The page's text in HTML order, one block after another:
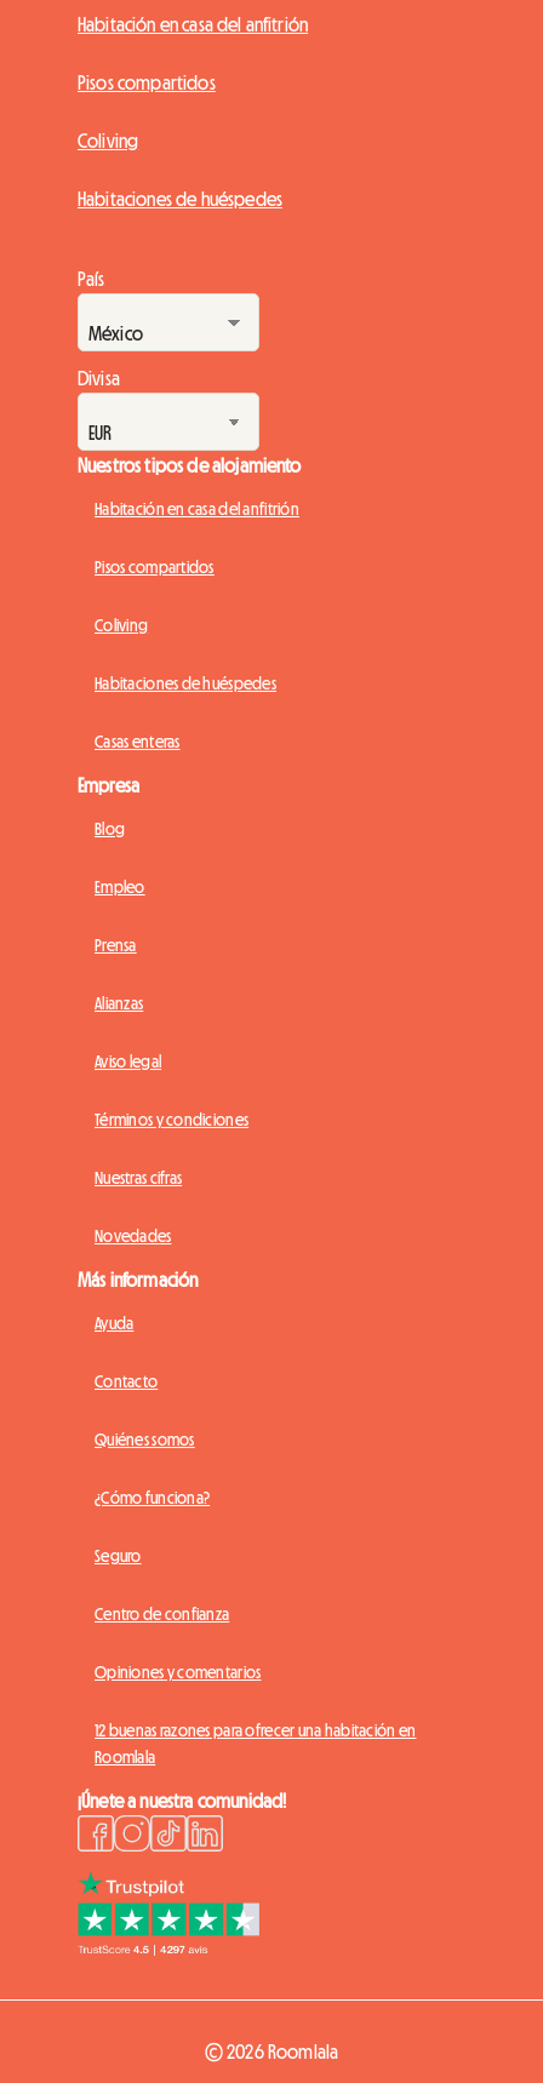
Habitación en casa del anfitrión
Pisos compartidos
Coliving
Habitaciones de huéspedes
País
Divisa
Nuestros tipos de alojamiento
Habitación en casa del anfitrión
Pisos compartidos
Coliving
Habitaciones de huéspedes
Casas enteras
Empresa
Blog
Empleo
Prensa
Alianzas
Aviso legal
Términos y condiciones
Nuestras cifras
Novedades
Más información
Ayuda
Contacto
Quiénes somos
¿Cómo funciona?
Seguro
Centro de confianza
Opiniones y comentarios
12 buenas razones para ofrecer una habitación en
Roomlala
¡Únete a nuestra comunidad!
© 2026 Roomlala